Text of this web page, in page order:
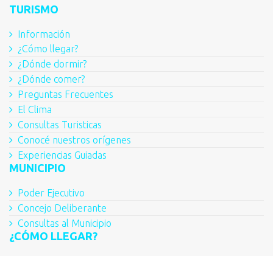
TURISMO
Información
¿Cómo llegar?
¿Dónde dormir?
¿Dónde comer?
Preguntas Frecuentes
El Clima
Consultas Turisticas
Conocé nuestros orígenes
Experiencias Guiadas
MUNICIPIO
Poder Ejecutivo
Concejo Deliberante
Consultas al Municipio
¿CÓMO LLEGAR?